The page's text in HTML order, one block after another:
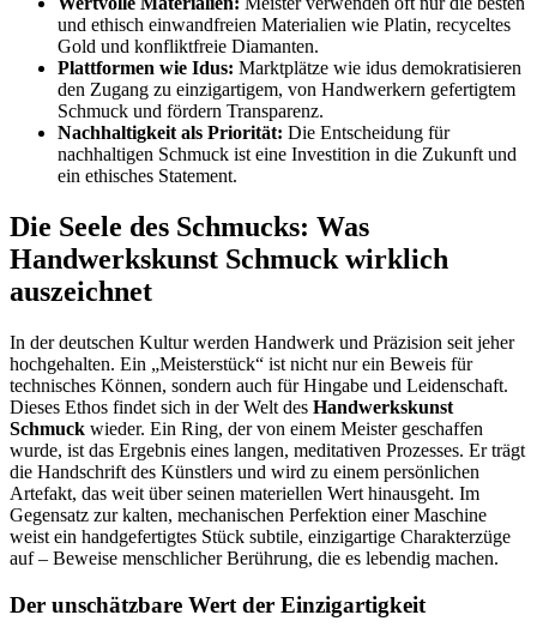
und ethisch einwandfreien Materialien wie Platin, recyceltes
Gold und konfliktfreie Diamanten.
Plattformen wie Idus: Marktplätze wie idus demokratisieren
den Zugang zu einzigartigem, von Handwerkern gefertigtem
Schmuck und fördern Transparenz.
Nachhaltigkeit als Priorität: Die Entscheidung für
nachhaltigen Schmuck ist eine Investition in die Zukunft und
ein ethisches Statement.
Die Seele des Schmucks: Was
Handwerkskunst Schmuck wirklich
auszeichnet
In der deutschen Kultur werden Handwerk und Präzision seit jeher
hochgehalten. Ein „Meisterstück“ ist nicht nur ein Beweis für
technisches Können, sondern auch für Hingabe und Leidenschaft.
Dieses Ethos findet sich in der Welt des Handwerkskunst
Schmuck wieder. Ein Ring, der von einem Meister geschaffen
wurde, ist das Ergebnis eines langen, meditativen Prozesses. Er trägt
die Handschrift des Künstlers und wird zu einem persönlichen
Artefakt, das weit über seinen materiellen Wert hinausgeht. Im
Gegensatz zur kalten, mechanischen Perfektion einer Maschine
weist ein handgefertigtes Stück subtile, einzigartige Charakterzüge
auf – Beweise menschlicher Berührung, die es lebendig machen.
Der unschätzbare Wert der Einzigartigkeit